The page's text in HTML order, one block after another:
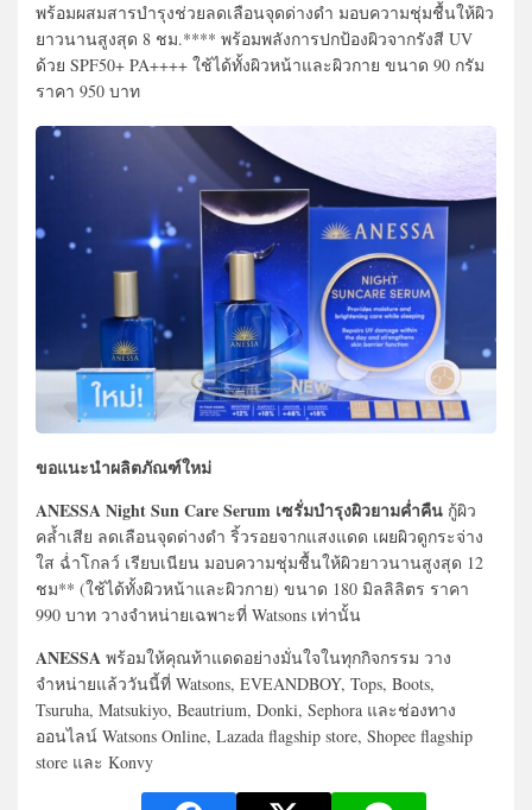
พร้อมผสมสารบำรุงช่วยลดเลือนจุดด่างดำ มอบความชุ่มชื้นให้ผิว
ยาวนานสูงสุด 8 ชม.**** พร้อมพลังการปกป้องผิวจากรังสี UV
ด้วย SPF50+ PA++++ ใช้ได้ทั้งผิวหน้าและผิวกาย ขนาด 90 กรัม
ราคา 950 บาท
ขอแนะนำผลิตภัณฑ์ใหม่
ANESSA Night Sun Care Serum เซรั่มบำรุงผิวยามค่ำคืน กู้ผิว
คล้ำเสีย ลดเลือนจุดด่างดำ ริ้วรอยจากแสงแดด เผยผิวดูกระจ่าง
ใส ฉ่ำโกลว์ เรียบเนียน มอบความชุ่มชื้นให้ผิวยาวนานสูงสุด 12
ชม** (ใช้ได้ทั้งผิวหน้าและผิวกาย) ขนาด 180 มิลลิลิตร ราคา
990 บาท วางจำหน่ายเฉพาะที่ Watsons เท่านั้น
ANESSA พร้อมให้คุณท้าแดดอย่างมั่นใจในทุกกิจกรรม วาง
จำหน่ายแล้ววันนี้ที่ Watsons, EVEANDBOY, Tops, Boots,
Tsuruha, Matsukiyo, Beautrium, Donki, Sephora และช่องทาง
ออนไลน์ Watsons Online, Lazada flagship store, Shopee flagship
store และ Konvy